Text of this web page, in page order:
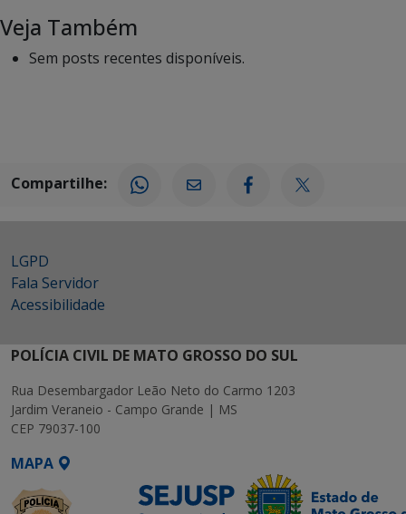
Veja Também
Sem posts recentes disponíveis.
Compartilhe:
LGPD
Fala Servidor
Acessibilidade
POLÍCIA CIVIL DE MATO GROSSO DO SUL
Rua Desembargador Leão Neto do Carmo 1203
Jardim Veraneio - Campo Grande | MS
CEP 79037-100
MAPA